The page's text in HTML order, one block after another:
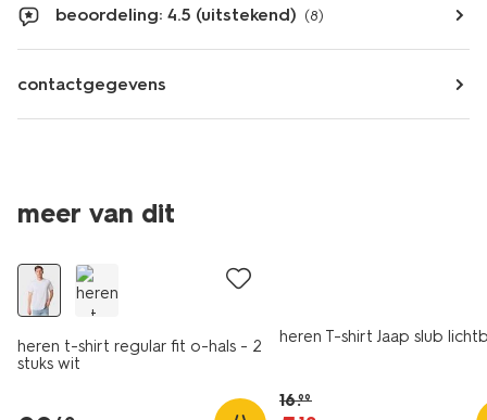
beoordeling: 4.5 (uitstekend) (8)
contactgegevens
meer van dit
2 stuks
heren t-shirt regular fit o-hals - 2
stuks wit
heren T-shirt Jaap slub
16.99